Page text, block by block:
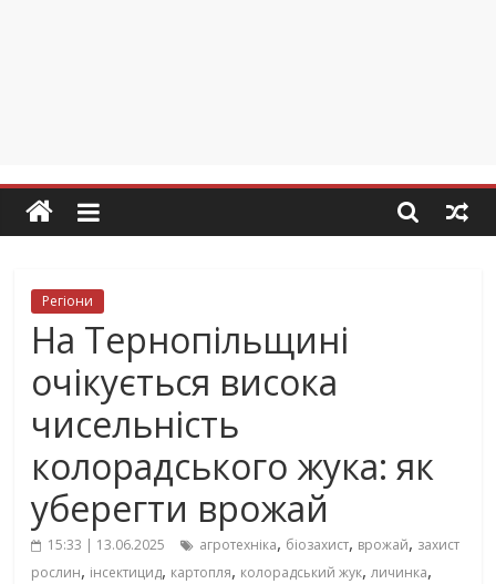
Регіони
На Тернопільщині
очікується висока
чисельність
колорадського жука: як
уберегти врожай
15:33 | 13.06.2025 агротехніка, біозахист, врожай, захист
рослин, інсектицид, картопля, колорадський жук,личинка,